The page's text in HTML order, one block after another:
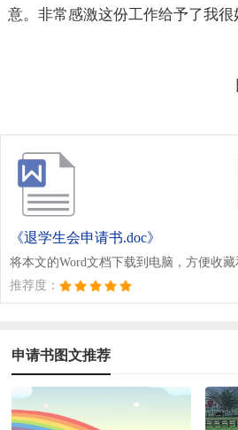
意。非常感激这份工作给予了我很
日
《退学生会申请书.doc》
将本文的Word文档下载到电脑，方便收藏
推荐度：
申请书图文推荐